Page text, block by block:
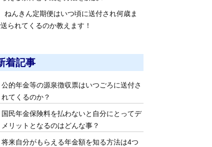
ねんきん定期便はいつ頃に送付され何歳ま
られてくるのか教えます！
着記事
公的年金等の源泉徴収票はいつごろに送付さ
れてくるのか？
国民年金保険料を払わないと自分にとってデ
メリットとなるのはどんな事？
将来自分がもらえる年金額を知る方法は4つ